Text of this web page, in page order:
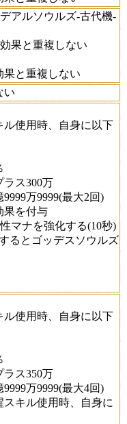
アルソウルズ-古代機-
果と重複しない
と重複しない
い
使用時、自身に以下
ラス300万
万9999(最大2回)
果を付与
マナを強化する(10秒)
るとゴッデスソウルズ
使用時、自身に以下
ラス350万
万9999(最大4回)
キル使用時、自身に